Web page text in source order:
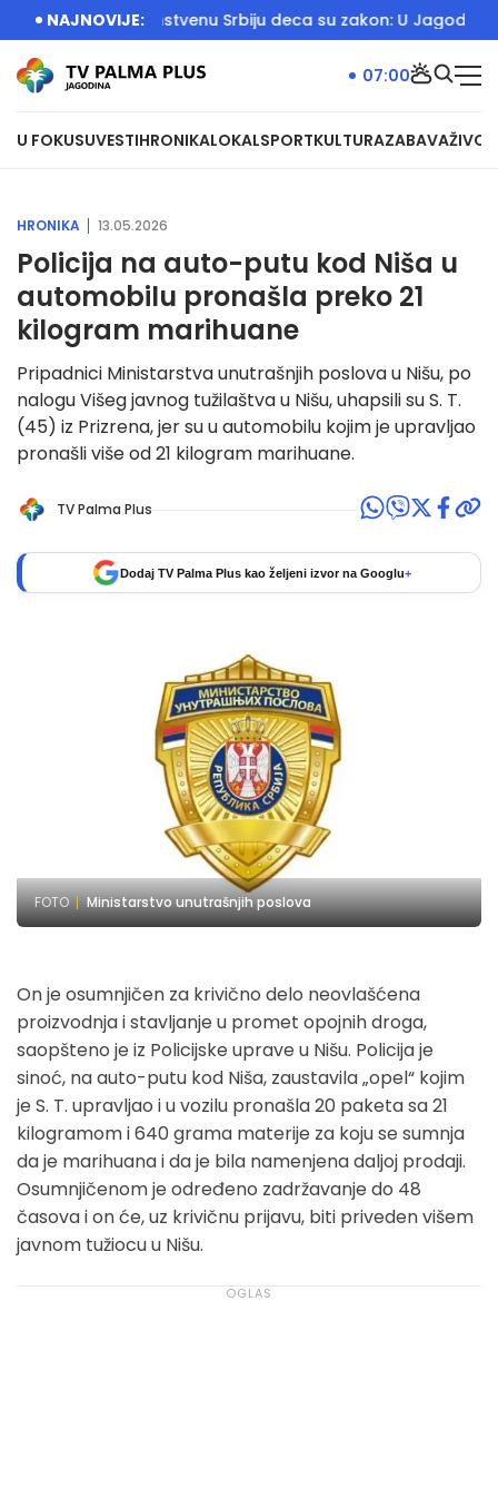
NAJNOVIJE:
Za Jedinstvenu Srbiju deca su zakon: U Jagodini
U FOKUSUVESTIHRONIKALOKALSPORTKULTURAZABAVAŽIVOT
07:00
HRONIKA 13.05.2026
Policija na auto-putu kod Niša u
automobilu pronašla preko 21
kilogram marihuane
Pripadnici Ministarstva unutrašnjih poslova u Nišu, po
nalogu Višeg javnog tužilaštva u Nišu, uhapsili su S. T.
(45) iz Prizrena, jer su u automobilu kojim je upravljao
pronašli više od 21 kilogram marihuane.
TV Palma Plus
Dodaj TV Palma Plus kao željeni izvor na Googlu+
FOTO Ministarstvo unutrašnjih poslova
On je osumnjičen za krivično delo neovlašćena
proizvodnja i stavljanje u promet opojnih droga,
saopšteno je iz Policijske uprave u Nišu. Policija je
sinoć, na auto-putu kod Niša, zaustavila „opel“ kojim
je S. T. upravljao i u vozilu pronašla 20 paketa sa 21
kilogramom i 640 grama materije za koju se sumnja
da je marihuana i da je bila namenjena daljoj prodaji.
Osumnjičenom je određeno zadržavanje do 48
časova i on će, uz krivičnu prijavu, biti priveden višem
javnom tužiocu u Nišu.